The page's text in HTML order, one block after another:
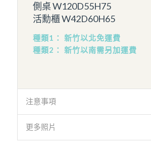
側桌 W120D55H75
活勳櫃 W42D60H65
種類1： 新竹以北免運費
種類2： 新竹以南需另加運費
注意事項
更多照片